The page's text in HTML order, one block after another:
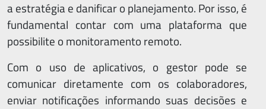
a estratégia e danificar o planejamento. Por isso, é
fundamental contar com uma plataforma que
possibilite o monitoramento remoto.
Com o uso de aplicativos, o gestor pode se
comunicar diretamente com os colaboradores,
enviar notificações informando suas decisões e